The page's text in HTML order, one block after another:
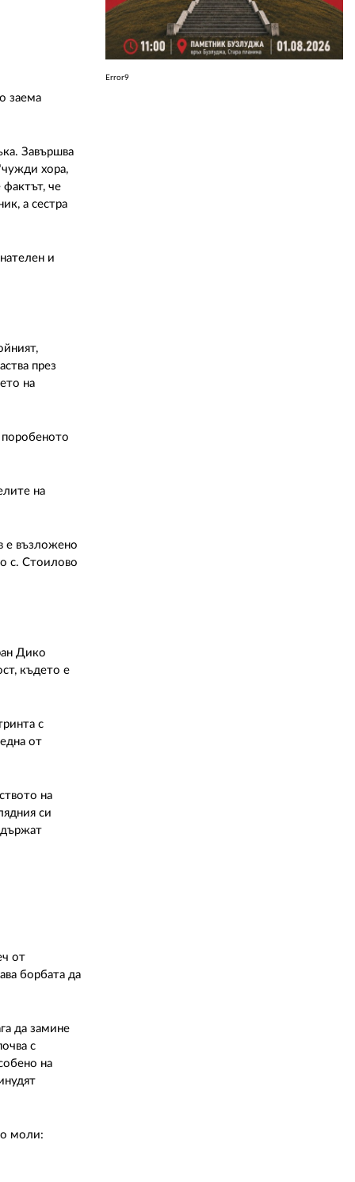
заема
Завършва
хора,
че
а сестра
и
през
на
на
е възложено
с. Стоилово
Дико
където е
с
от
на
си
от
борбата да
да замине
с
на
моли:
Error9
ПОЛИТИКА ЗА БИСКВИТКИТЕ
ПОЛИТИКАТА ЗА